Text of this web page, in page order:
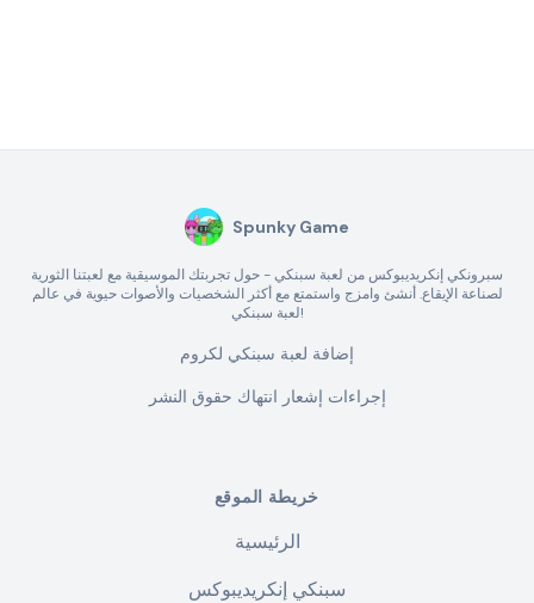
Spunky Game
سبرونكي إنكريديبوكس من لعبة سبنكي - حول تجربتك الموسيقية مع لعبتنا الثورية
لصناعة الإيقاع. أنشئ وامزج واستمتع مع أكثر الشخصيات والأصوات حيوية في عالم
لعبة سبنكي!
إضافة لعبة سبنكي لكروم
إجراءات إشعار انتهاك حقوق النشر
خريطة الموقع
الرئيسية
سبنكي إنكريديبوكس